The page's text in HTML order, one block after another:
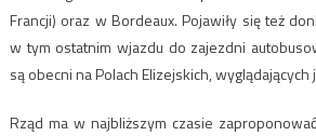
Francji) oraz w Bordeaux. Pojawiły się też
w tym ostatnim wjazdu do zajezdni
są obecni na Polach Elizejskich,
Rząd ma w najbliższym czasie